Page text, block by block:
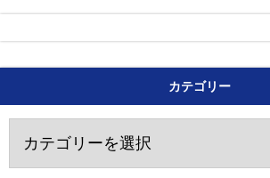
カテゴリー
ゴ